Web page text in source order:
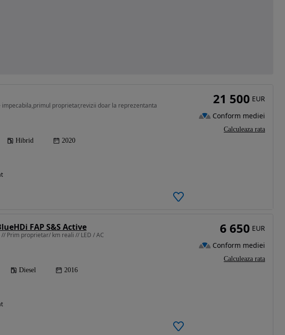
impecabila,primul proprietar,revizii doar la reprezentanta
Hibrid 2020
21 500 EUR
Conform mediei
Calculeaza rata
FAP S&S Active
// Prim proprietar/ km reali // LED / AC
Diesel 2016
6 650 EUR
Conform mediei
Calculeaza rata